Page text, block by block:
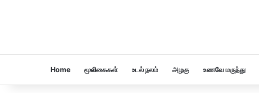
Home மூலிகைகள் உடல் நலம் அழகு உணவே மருந்து